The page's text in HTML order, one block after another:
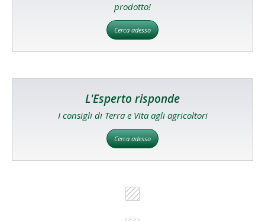
prodotto!
Cerca adesso
L'Esperto risponde
I consigli di Terra e Vita agli agricoltori
Cerca adesso